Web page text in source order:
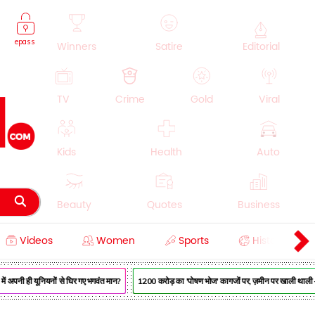
epass Winners Satire Editorial
TV Crime Gold Viral
Kids Health Auto
Beauty Quotes Business
Videos Women Sports History
ही यूनियनों से घिर गए भगवंत मान? ₹1200 करोड़ का 'पोषण भोज' कागजों पर, ज़मीन पर खाली थाली —